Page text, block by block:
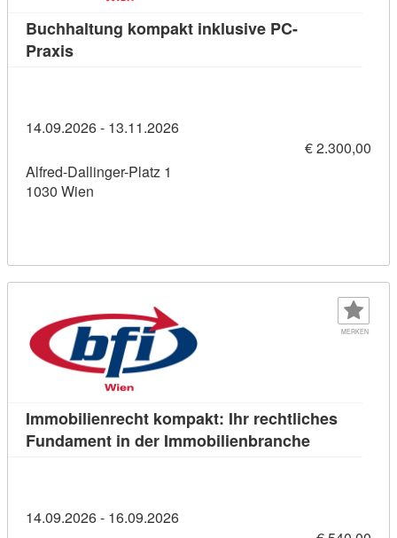
Buchhaltung kompakt inklusive PC-
PraxisKursdetail: Buchhaltung kompakt inklusive PC-
14.09.2026 - 13.11.2026
€ 2.300,00
Alfred-Dallinger-Platz 1
1030 Wien
MERKEN
Immobilienrecht kompakt: Ihr rechtliches
Fundament in der ImmobilienbrancheKursdetail:
14.09.2026 - 16.09.2026